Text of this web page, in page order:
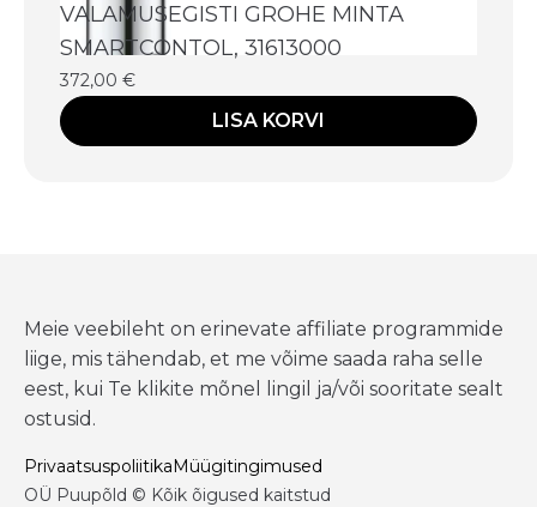
VALAMUSEGISTI GROHE MINTA
SMARTCONTOL, 31613000
372,00 €
LISA KORVI
Meie veebileht on erinevate affiliate programmide
liige, mis tähendab, et me võime saada raha selle
eest, kui Te klikite mõnel lingil ja/või sooritate sealt
ostusid.
PrivaatsuspoliitikaMüügitingimused
OÜ Puupõld © Kõik õigused kaitstud